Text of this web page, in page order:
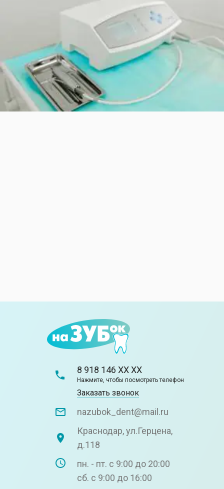
8 918 146 XX XX
Нажмите, чтобы посмотреть телефон
Заказать звонок
nazubok_dent@mail.ru
Краснодар, ул.Герцена,
д.118
пн. - пт. с 9:00 до 20:00
сб. с 9:00 до 16:00